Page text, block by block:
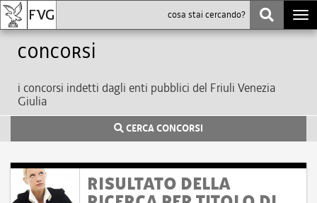
Concorsi
i concorsi indetti dagli enti pubblici del Friuli Venezia
Giulia
CERCA CONCORSI
RISULTATO DELLA